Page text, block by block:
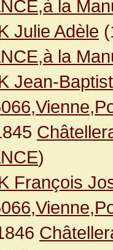
la
Julie Adèle
la
Jean-
)
François